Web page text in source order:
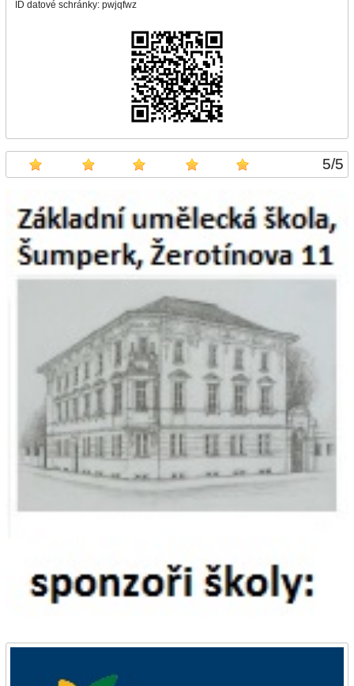
ID datové schránky: pwjqfwz
5/5